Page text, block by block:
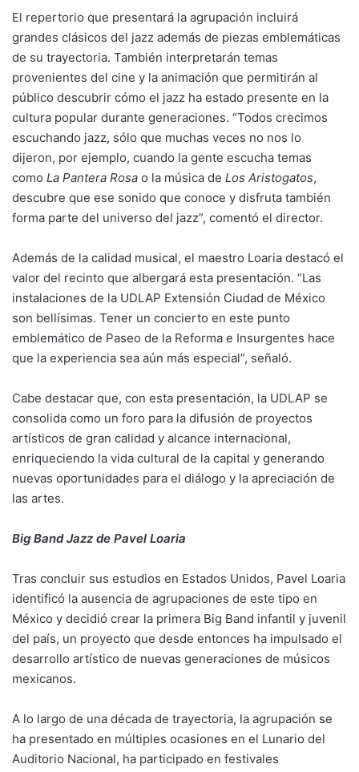
El repertorio que presentará la agrupación incluirá
grandes clásicos del jazz además de piezas emblemáticas
de su trayectoria. También interpretarán temas
provenientes del cine y la animación que permitirán al
público descubrir cómo el jazz ha estado presente en la
cultura popular durante generaciones. “Todos crecimos
escuchando jazz, sólo que muchas veces no nos lo
dijeron, por ejemplo, cuando la gente escucha temas
como La Pantera Rosa o la música de Los Aristogatos,
descubre que ese sonido que conoce y disfruta también
forma parte del universo del jazz”, comentó el director.
Además de la calidad musical, el maestro Loaria destacó el
valor del recinto que albergará esta presentación. “Las
instalaciones de la UDLAP Extensión Ciudad de México
son bellísimas. Tener un concierto en este punto
emblemático de Paseo de la Reforma e Insurgentes hace
que la experiencia sea aún más especial”, señaló.
Cabe destacar que, con esta presentación, la UDLAP se
consolida como un foro para la difusión de proyectos
artísticos de gran calidad y alcance internacional,
enriqueciendo la vida cultural de la capital y generando
nuevas oportunidades para el diálogo y la apreciación de
las artes.
Big Band Jazz de Pavel Loaria
Tras concluir sus estudios en Estados Unidos, Pavel Loaria
identificó la ausencia de agrupaciones de este tipo en
México y decidió crear la primera Big Band infantil y juvenil
del país, un proyecto que desde entonces ha impulsado el
desarrollo artístico de nuevas generaciones de músicos
mexicanos.
A lo largo de una década de trayectoria, la agrupación se
ha presentado en múltiples ocasiones en el Lunario del
Auditorio Nacional, ha participado en festivales